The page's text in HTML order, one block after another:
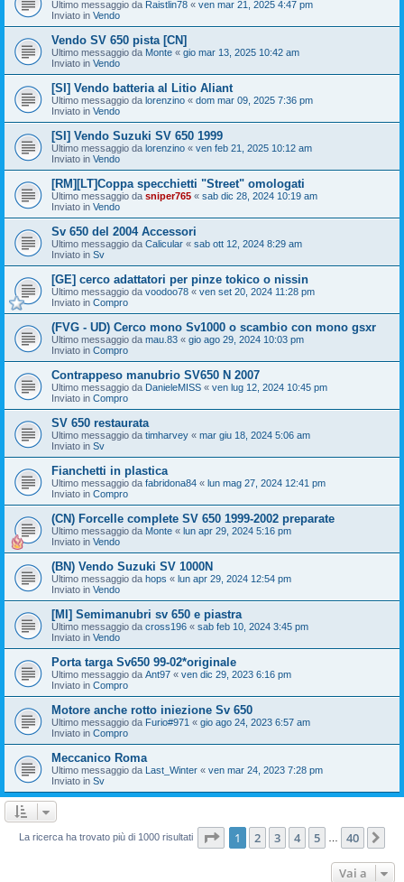
Ultimo messaggio da Raistlin78 « ven mar 21, 2025 4:47 pm
Inviato in Vendo
Vendo SV 650 pista [CN]
Ultimo messaggio da Monte « gio mar 13, 2025 10:42 am
Inviato in Vendo
[SI] Vendo batteria al Litio Aliant
Ultimo messaggio da lorenzino « dom mar 09, 2025 7:36 pm
Inviato in Vendo
[SI] Vendo Suzuki SV 650 1999
Ultimo messaggio da lorenzino « ven feb 21, 2025 10:12 am
Inviato in Vendo
[RM][LT]Coppa specchietti "Street" omologati
Ultimo messaggio da sniper765 « sab dic 28, 2024 10:19 am
Inviato in Vendo
Sv 650 del 2004 Accessori
Ultimo messaggio da Calicular « sab ott 12, 2024 8:29 am
Inviato in Sv
[GE] cerco adattatori per pinze tokico o nissin
Ultimo messaggio da voodoo78 « ven set 20, 2024 11:28 pm
Inviato in Compro
(FVG - UD) Cerco mono Sv1000 o scambio con mono gsxr
Ultimo messaggio da mau.83 « gio ago 29, 2024 10:03 pm
Inviato in Compro
Contrappeso manubrio SV650 N 2007
Ultimo messaggio da DanieleMISS « ven lug 12, 2024 10:45 pm
Inviato in Compro
SV 650 restaurata
Ultimo messaggio da timharvey « mar giu 18, 2024 5:06 am
Inviato in Sv
Fianchetti in plastica
Ultimo messaggio da fabridona84 « lun mag 27, 2024 12:41 pm
Inviato in Compro
(CN) Forcelle complete SV 650 1999-2002 preparate
Ultimo messaggio da Monte « lun apr 29, 2024 5:16 pm
Inviato in Vendo
(BN) Vendo Suzuki SV 1000N
Ultimo messaggio da hops « lun apr 29, 2024 12:54 pm
Inviato in Vendo
[MI] Semimanubri sv 650 e piastra
Ultimo messaggio da cross196 « sab feb 10, 2024 3:45 pm
Inviato in Vendo
Porta targa Sv650 99-02*originale
Ultimo messaggio da Ant97 « ven dic 29, 2023 6:16 pm
Inviato in Compro
Motore anche rotto iniezione Sv 650
Ultimo messaggio da Furio#971 « gio ago 24, 2023 6:57 am
Inviato in Compro
Meccanico Roma
Ultimo messaggio da Last_Winter « ven mar 24, 2023 7:28 pm
Inviato in Sv
La ricerca ha trovato più di 1000 risultati Pagina di 40
1 2 3 4 5 40
Vai a